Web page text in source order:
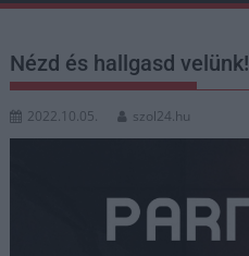
Nézd és hallgasd velünk!
2022.10.05. szol24.hu